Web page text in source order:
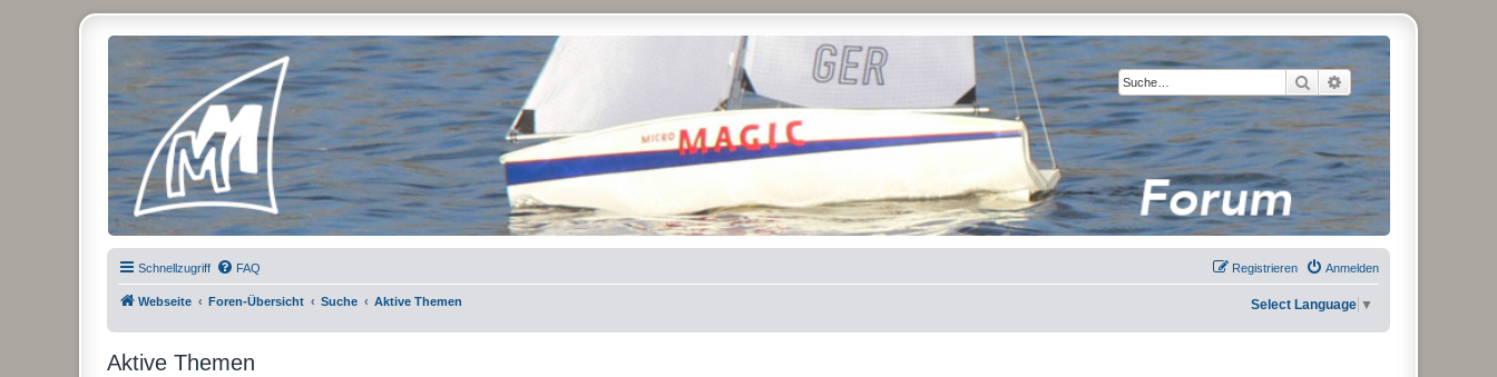
Suche Erweiterte Suche
Micro Magic Forum Deutschland
Schnellzugriff FAQ Anmelden
Registrieren
Webseite Foren-Übersicht Suche Aktive Themen Select Language ▼
Aktive Themen